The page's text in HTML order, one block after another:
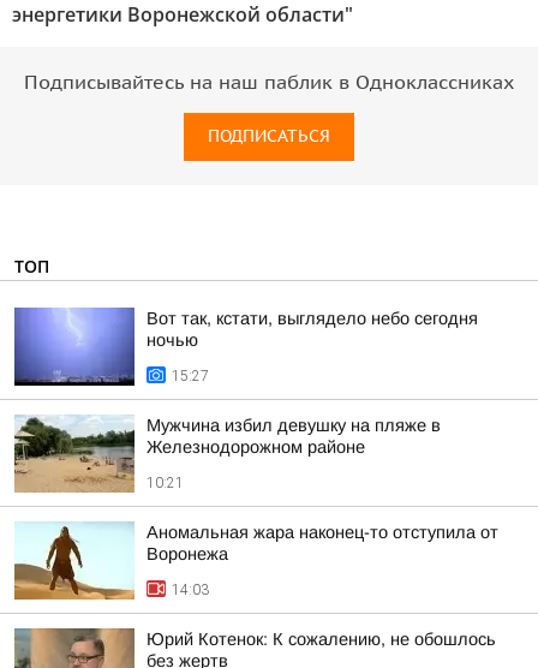
энергетики Воронежской области"
Подписывайтесь на наш паблик в Одноклассниках
ПОДПИСАТЬСЯ
ТОП
Вот так, кстати, выглядело небо сегодня
ночью
15:27
Мужчина избил девушку на пляже в
Железнодорожном районе
10:21
Аномальная жара наконец-то отступила от
Воронежа
14:03
Юрий Котенок: К сожалению, не обошлось
без жертв